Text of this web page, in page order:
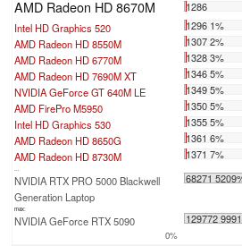
AMD Radeon HD 8670M
1286
Intel HD Graphics 520
1296 1%
AMD Radeon HD 8550M
1307 2%
AMD Radeon HD 6770M
1328 3%
AMD Radeon HD 7690M XT
1346 5%
NVIDIA GeForce GT 640M LE
1349 5%
AMD FirePro M5950
1350 5%
Intel HD Graphics 530
1355 5%
AMD Radeon HD 8650G
1361 6%
AMD Radeon HD 8730M
1371 7%
...
NVIDIA RTX PRO 5000 Blackwell
Generation Laptop
68271
max:
NVIDIA GeForce RTX 5090 129772
0%